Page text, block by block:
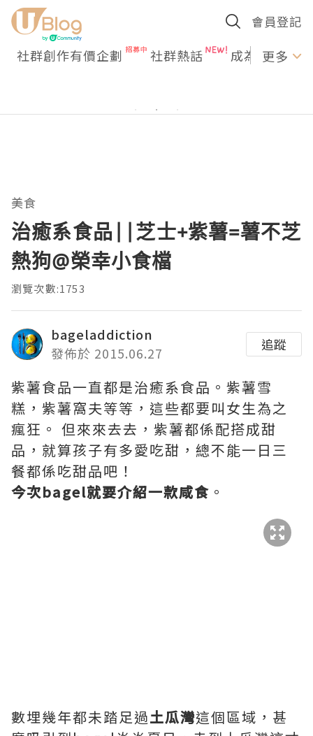
會員登記
社群創作有價企劃 社群熱話 成為U更多
美食
治癒系食品||芝士+紫薯=薯不芝
熱狗@榮幸小食檔
瀏覽次數:1753
bageladdiction
發佈於 2015.06.27
追蹤
紫薯食品一直都是治癒系食品。紫薯雪
糕，紫薯窩夫等等，這些都要叫女生為之
瘋狂。 但來來去去，紫薯都係配搭成甜
品，就算孩子有多愛吃甜，總不能一日三
餐都係吃甜品吧！
今次bagel就要介紹一款咸食 。
數埋幾年都未踏足過土瓜灣這個區域，甚